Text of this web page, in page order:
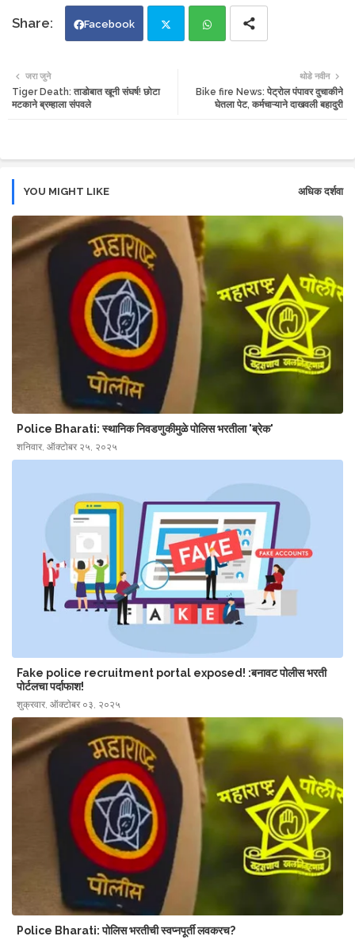
Facebook
tte ats
थोडे नवीन
Bike fire News: पेट्रोल पंपावर दुचाकीने
घेतला पेट, कर्मचाऱ्याने दाखवली बहादुरी
जरा जुने
Tiger Death: ताडोबात खूनी संघर्ष! छोटा
मटकाने ब्रम्हाला संपवले
YOU MIGHT LIKE अधिक दर्शवा
Police Bharati: स्थानिक निवडणुकीमुळे पोलिस भरतीला 'ब्रेक'
शनिवार, ऑक्टोबर २५, २०२५
Fake police recruitment portal exposed! :बनावट पोलीस भरती
पोर्टलचा पर्दाफाश!
शुक्रवार, ऑक्टोबर ०३, २०२५
Police Bharati: पोलिस भरतीची स्वप्नपूर्ती लवकरच?